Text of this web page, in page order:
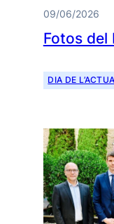
09/06/2026
Fotos del
DIA DE